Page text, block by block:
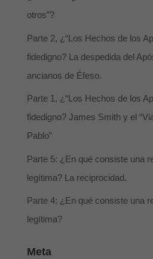
otros”?
Parte 2, ¿“Los Hechos de los
fidedigno? La despedida del
ancianos de Éfeso.
Parte 1, ¿“Los Hechos de los
fidedigno? James Smith y el
Pablo”
Parte 5: ¿En qué consiste una
legítima? La reciprocidad.
Parte 4: ¿En qué consiste una
legítima?
Meta